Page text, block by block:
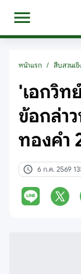
หน้าแรก / สืบสวนเ
'เอกวิท
ข้อกล่า
ทองคำ
6 ก.ค. 2569